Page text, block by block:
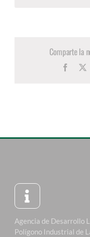
Comparte la
Agencia de Desarrollo
Polígono Industrial de